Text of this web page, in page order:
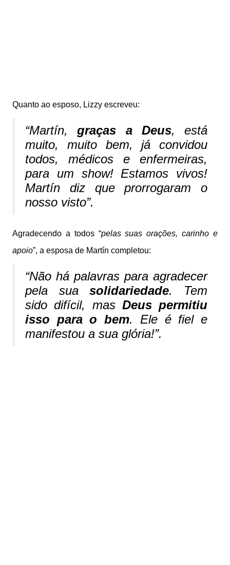
Quanto ao esposo, Lizzy escreveu:
“Martín,graças a Deus, está
muito, muito bem, já convidou
todos, médicos e enfermeiras,
para um show! Estamos vivos!
Martín diz que prorrogaram o
nosso visto”.
Agradecendo a todos “pelas suas orações, carinho e
apoio”, a esposa de Martín completou:
“Não há palavras para agradecer
pela suasolidariedade. Tem
sido difícil, mas Deus permitiu
isso para o bem. Ele é fiel e
manifestou a sua glória!”.